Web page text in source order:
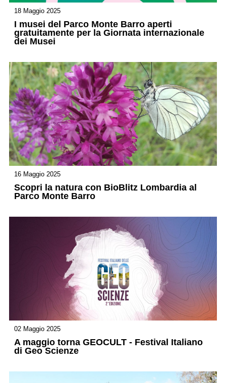
18 Maggio 2025
I musei del Parco Monte Barro aperti
gratuitamente per la Giornata internazionale
dei Musei
16 Maggio 2025
Scopri la natura con BioBlitz Lombardia al
Parco Monte Barro
02 Maggio 2025
A maggio torna GEOCULT - Festival Italiano
di Geo Scienze